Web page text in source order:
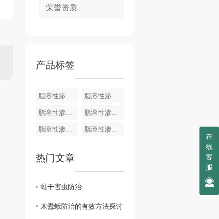
荣誉资质
产品标签
脂溶性渗透剂 脂溶性渗透剂
脂溶性渗透剂 脂溶性渗透剂1000ml
脂溶性渗透剂200ml 脂溶性渗透剂100ml
热门文章
蛀干害虫防治
木蠹蛾防治的有效方法探讨
在
线
客
服